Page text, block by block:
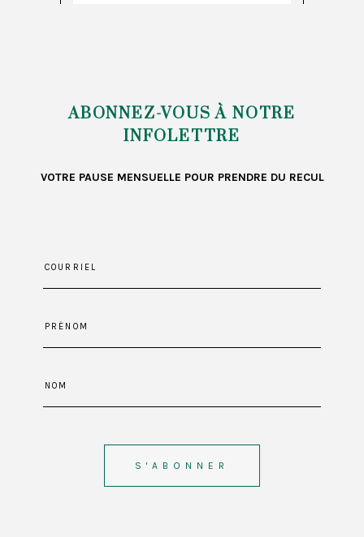
ABONNEZ-VOUS À NOTRE
INFOLETTRE
VOTRE PAUSE MENSUELLE POUR PRENDRE DU RECUL